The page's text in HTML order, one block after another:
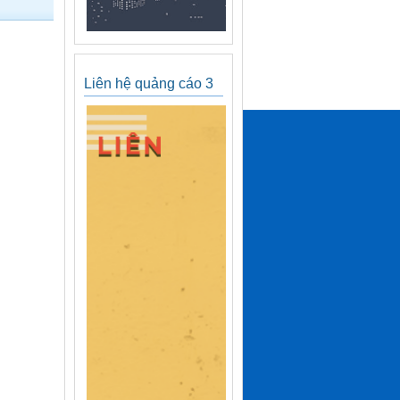
Liên hệ quảng cáo 3